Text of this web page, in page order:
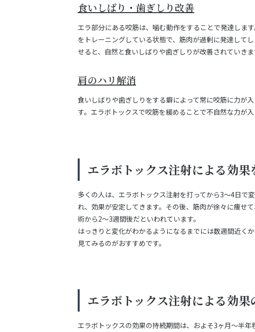
食いしばり・歯ぎしり改善
エラ部分にある咬筋は、噛む動作をすることで発達しま
をトレーニングしている状態で、筋肉が過剰に発達して
せると、自然と食いしばりや歯ぎしりが改善されていきま
肩のハリ解消
食いしばりや歯ぎしりをする癖によって常に咬筋に力が
す。エラボトックスで咬筋を緩めることで不自然な力が
エラボトックス注射による効
多くの人は、エラボトックス注射を打ってから3〜4日で
れ、効果が安定してきます。その後、筋肉が徐々に痩せ
術から2〜3週間後だといわれています。
はっきりと変化がわかるようになるまでには数週間近く
見てみるのがおすすめです。
エラボトックス注射による効果
エラボトックスの効果の持続期間は、およそ3ヶ月〜半